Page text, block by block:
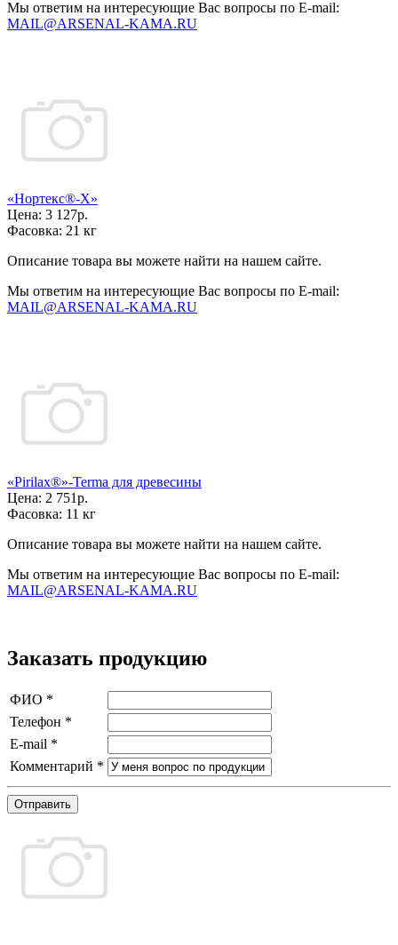
Мы ответим на интересующие Вас вопросы по E-mail:
MAIL@ARSENAL-KAMA.RU
«Нортекс®-Х»
Цена: 3 127р.
Фасовка: 21 кг
Описание товара вы можете найти на нашем сайте.
Мы ответим на интересующие Вас вопросы по E-mail:
MAIL@ARSENAL-KAMA.RU
«Pirilax®»-Terma для древесины
Цена: 2 751р.
Фасовка: 11 кг
Описание товара вы можете найти на нашем сайте.
Мы ответим на интересующие Вас вопросы по E-mail:
MAIL@ARSENAL-KAMA.RU
Заказать продукцию
ФИО *
Телефон *
E-mail *
Комментарий *
Отправить